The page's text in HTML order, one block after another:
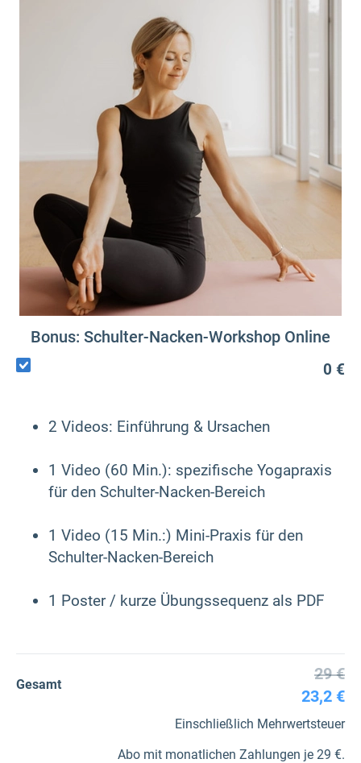
Bonus: Schulter-Nacken-Workshop Online
0 €
2 Videos: Einführung & Ursachen
1 Video (60 Min.): spezifische Yogapraxis
für den Schulter-Nacken-Bereich
1 Video (15 Min.:) Mini-Praxis für den
Schulter-Nacken-Bereich
1 Poster / kurze Übungssequenz als PDF
Gesamt
29 €
23,2 €
Einschließlich Mehrwertsteuer
Abo mit monatlichen Zahlungen je 29 €.